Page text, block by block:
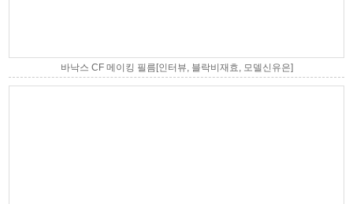
바낙스 CF 메이킹 필름[인터뷰, 블락비재효, 모델신유은]